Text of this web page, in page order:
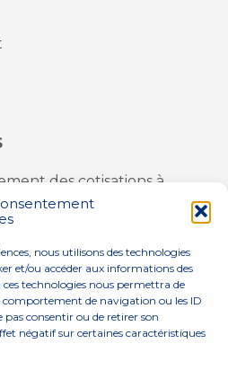
nous utilisons des technologies
et/ou accéder aux informations des
technologies nous permettra de
comportement de navigation ou les ID
pas consentir ou de retirer son
négatif sur certaines caractéristiques
des cotisations à
: annulation de la
l’air dans les ERP
les dernières évolutions